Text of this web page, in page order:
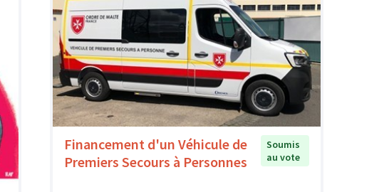
Financement d'un Véhicule de
Premiers Secours à Personnes
Soumis
au vote